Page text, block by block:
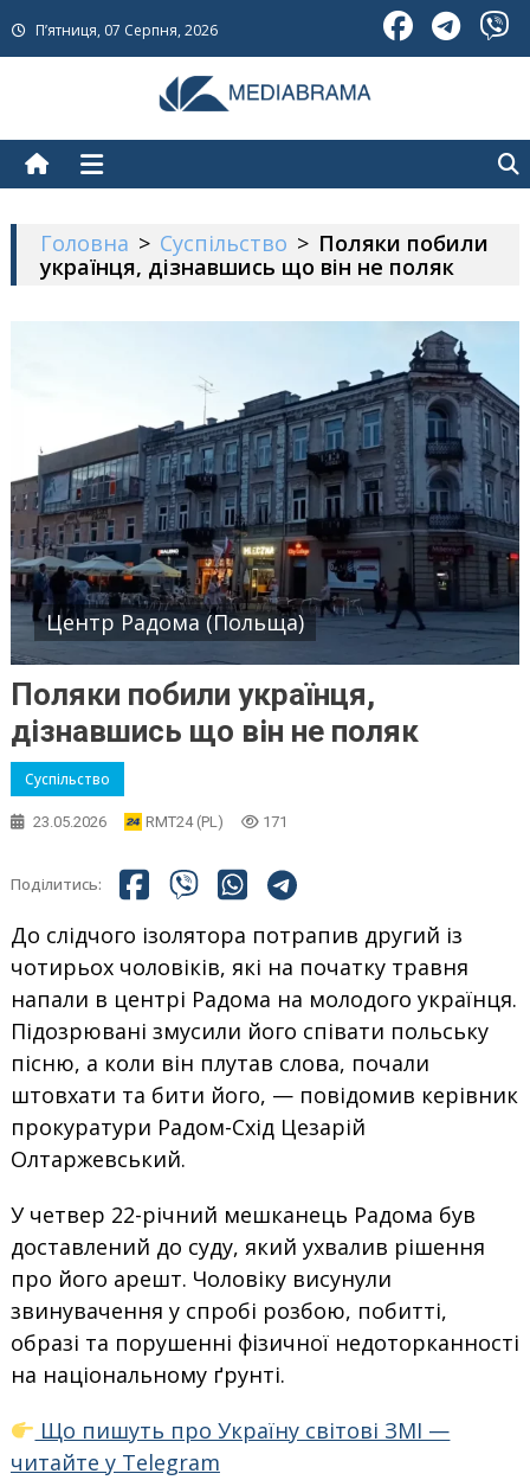
to
П’ятниця, 07 Серпня, 2026
Головна > Суспільство > Поляки побили
українця, дізнавшись що він не поляк
Центр Радома (Польща)
Поляки побили українця,
дізнавшись що він не поляк
Суспільство
23.05.2026 RMT24 (PL) 171
Поділитись:
До слідчого ізолятора потрапив другий із
чотирьох чоловіків, які на початку травня
напали в центрі Радома на молодого українця.
Підозрювані змусили його співати польську
пісню, а коли він плутав слова, почали
штовхати та бити його, — повідомив керівник
прокуратури Радом-Схід Цезарій
Олтаржевський.
У четвер 22-річний мешканець Радома був
доставлений до суду, який ухвалив рішення
про його арешт. Чоловіку висунули
звинувачення у спробі розбою, побитті,
образі та порушенні фізичної недоторканності
на національному ґрунті.
Що пишуть про Україну світові ЗМІ —
читайте у Telegram